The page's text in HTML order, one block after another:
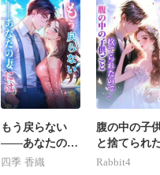
もう戻らない
――あなたの妻
には
四季 香織
腹の中の子
と捨てられ
で、世界最強
Rabbit4